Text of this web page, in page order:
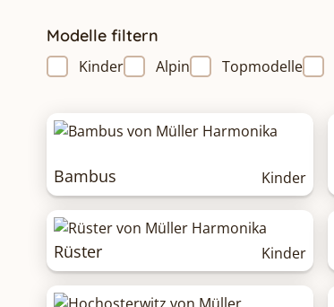
Modelle filtern
Kinder Alpin Topmodelle
Bambus Kinder
Rüster Kinder